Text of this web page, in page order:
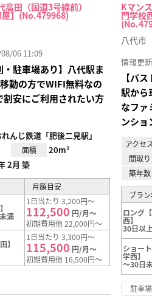
田（国道3号線前）
】(No.479968)
06 11:09
・駐車場あり】八代駅ま
動の方でWIFI無料なの
安にご利用されたい方
んじ鉄道「肥後二見駅」
面積 20m²
2月 築
月額目安
満
1日当たり 3,200円～
112,500 円/月～
初期費用他 22,000円～
】
1日当たり 3,300円～
115,500 円/月～
初期費用他 16,500円～
Kマン
門学校
八代市
情報更
【バ
駅か
なファ
ンショ
アクセス
間取り
築年数
プラ
ロング
西】
30日以
ショー
学西】
～30日
駐車